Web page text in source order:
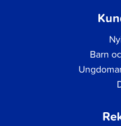
Barn